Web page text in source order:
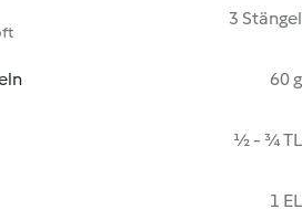
3 Stängel
60 g
½ - ¾ TL
1 EL